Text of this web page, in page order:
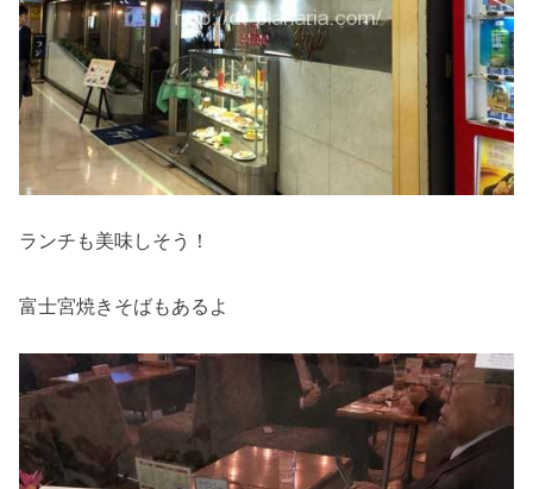
ランチも美味しそう！
富士宮焼きそばもあるよ